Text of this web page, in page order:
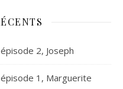
2, Joseph
1, Marguerite